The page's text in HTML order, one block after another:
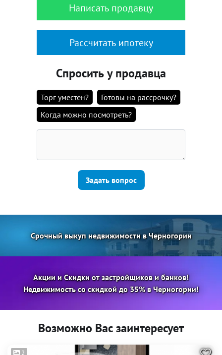
Написать продавцу
Рассчитать ипотеку
Спросить у продавца
Торг уместен?
Готовы на рассрочку?
Когда можно посмотреть?
Задать вопрос
Срочный выкуп недвижимости в Черногории
Акции и Скидки от застройщиков и банков!
Недвижимость со скидкой до 35% в Черногории!
Возможно Вас заинтересует
2